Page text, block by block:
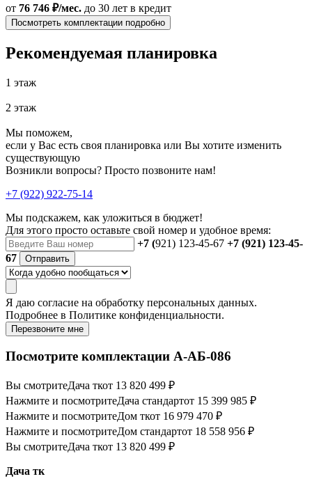
от 76 746 ₽/мес. до 30 лет в кредит
Посмотреть комплектации подробно
Рекомендуемая планировка
1 этаж
2 этаж
Мы поможем,
если у Вас есть своя планировка или Вы хотите изменить
существующую
Возникли вопросы? Просто позвоните нам!
+7 (922) 922-75-14
Мы подскажем, как уложиться в бюджет!
Для этого просто оставьте свой номер и удобное время:
+7 (921) 123-45-67 +7 (921) 123-45-
67
Отправить
Я даю согласие на обработку персональных данных.
Подробнее в Политике конфиденциальности.
Перезвоните мне
Посмотрите комплектации А-АБ-086
Вы смотритеДача ткот 13 820 499 ₽
Нажмите и посмотритеДача стандартот 15 399 985 ₽
Нажмите и посмотритеДом ткот 16 979 470 ₽
Нажмите и посмотритеДом стандартот 18 558 956 ₽
Вы смотритеДача ткот 13 820 499 ₽
Дача тк